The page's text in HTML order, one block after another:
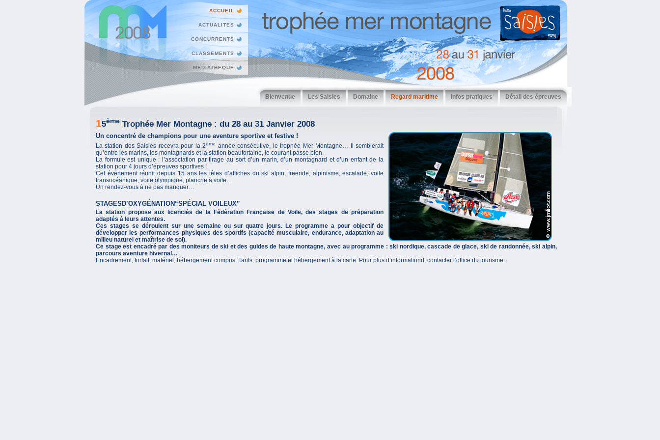
ACCUEIL
ACTUALITES
CONCURRENTS
CLASSEMENTS
MEDIATHEQUE
Bienvenue Les Saisies Domaine Regard maritime Infos pratiques Détail des épreuves
15ème Trophée Mer Montagne : du 28 au 31 Janvier 2008
Un concentré de champions pour une aventure sportive et festive !
La station des Saisies recevra pour la 2ème année consécutive, le trophée Mer Montagne… Il semblerait
qu’entre les marins, les montagnards et la station beaufortaine, le courant passe bien.
La formule est unique : l’association par tirage au sort d’un marin, d’un montagnard et d’un enfant de la
station pour 4 jours d’épreuves sportives !
Cet événement réunit depuis 15 ans les têtes d’affiches du ski alpin, freeride, alpinisme, escalade, voile
transocéanique, voile olympique, planche à voile…
Un rendez-vous à ne pas manquer…
STAGESD’OXYGÉNATION“SPÉCIAL VOILEUX”
La station propose aux licenciés de la Fédération Française de Voile, des stages de préparation
adaptés à leurs attentes.
Ces stages se déroulent sur une semaine ou sur quatre jours. Le programme a pour objectif de
développer les performances physiques des sportifs (capacité musculaire, endurance, adaptation au
milieu naturel et maîtrise de soi).
Ce stage est encadré par des moniteurs de ski et des guides de haute montagne, avec au programme : ski nordique, cascade de glace, ski de randonnée, ski alpin,
parcours aventure hivernal…
Encadrement, forfait, matériel, hébergement compris. Tarifs, programme et hébergement à la carte. Pour plus d’informationd, contacter l’office du tourisme.